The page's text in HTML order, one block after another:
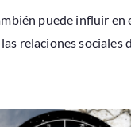
puede influir en
relaciones sociales